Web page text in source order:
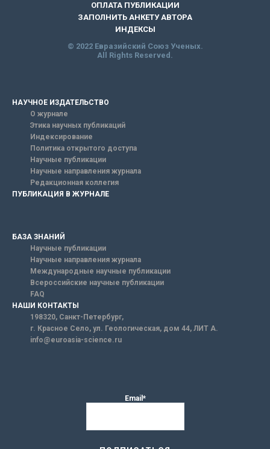
ОПЛАТА ПУБЛИКАЦИИ
ЗАПОЛНИТЬ АНКЕТУ АВТОРА
ИНДЕКСЫ
© 2022 Евразийский Союз Ученых.
All Rights Reserved.
НАУЧНОЕ ИЗДАТЕЛЬСТВО
О журнале
Этика научных публикаций
Индексирование
Политика открытого доступа
Научные публикации
Научные направления журнала
Редакционная коллегия
ПУБЛИКАЦИЯ В ЖУРНАЛЕ
БАЗА ЗНАНИЙ
Научные публикации
Научные направления журнала
Международные научные публикации
Всероссийские научные публикации
FAQ
НАШИ КОНТАКТЫ
198320, Санкт-Петербург,
г. Красное Село, ул. Геологическая, дом 44, ЛИТ А.
info@euroasia-science.ru
Email*